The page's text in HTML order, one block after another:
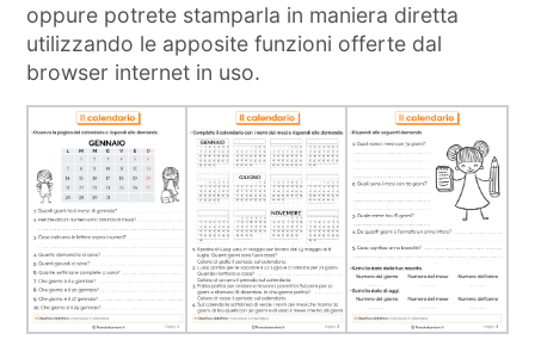
oppure potrete stamparla in maniera diretta
utilizzando le apposite funzioni offerte dal
browser internet in uso.